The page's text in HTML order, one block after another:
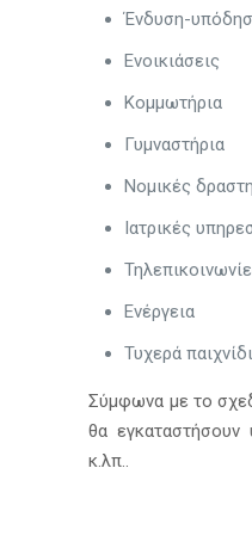
Ένδυση-
Ενοικιάσεις
Κομμωτήρια
Γυμναστήρια
Νομικές
Ιατρικές
Ενέργεια
Τυχερά
Σύμφωνα με το
θα εγκαταστήσουν
κ.λπ..